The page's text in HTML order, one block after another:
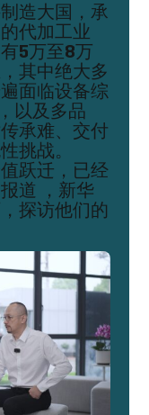
造大国，承
代加工业
5万至8万
其中绝大多
面临设备综
以及多品
承难、交付
挑战。
跃迁，已经
道 ，新华
探访他们的